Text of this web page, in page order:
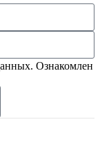
Ознакомлен